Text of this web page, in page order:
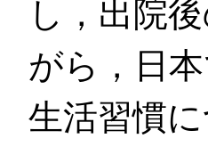
し，出院
がら，日
生活習慣